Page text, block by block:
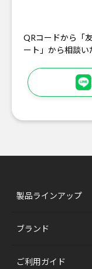
QRコードから「
ート」から相談い
製品ラインアップ
ブランド
ご利用ガイド